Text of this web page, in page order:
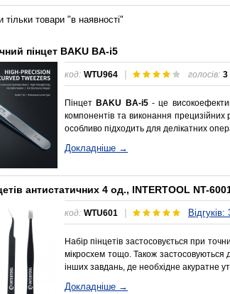
тільки товари "в наявності"
пінцет BAKU BA-i5
код: WTU964 голосів: 3
Пінцет BAKU BA-i5- це
компонентів та виконання прецизійних
особливо підходить для делікатних
Докладніше →
антистатичних 4 од., INTERTOOL NT-
код: WTU601 Відгуків:
Набір пінцетів застосовується при
мікросхем тощо. Також
інших завдань, де необхідне акуратне
Докладніше →